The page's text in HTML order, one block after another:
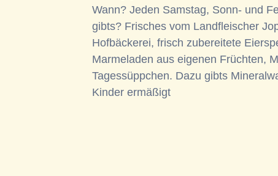
Wann? Jeden Samstag, Sonn- und
gibts? Frisches vom Landfleischer
Hofbäckerei, frisch zubereitete
Marmeladen aus eigenen Früchten,
Tagessüppchen. Dazu gibts
Kinder ermäßigt